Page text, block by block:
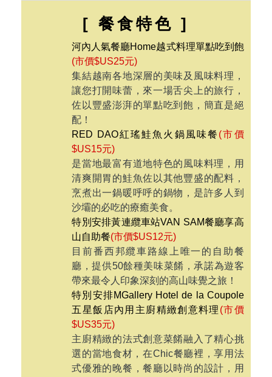
景，喜歡大自然幽靜氛圍的你，一定要
來享受遠離塵囂的慢活假期。
全程NO SHOPPING不進購物站，旅遊
輕鬆又自在，避免耽誤既定行程。
[ 餐食特色 ]
河內人氣餐廳Home越式料理單點吃到飽
(市價$US25元)
集結越南各地深層的美味及風味料理，
讓您打開味蕾，來一場舌尖上的旅行，
佐以豐盛澎湃的單點吃到飽，簡直是絕
配！
RED DAO紅瑤鮭魚火鍋風味餐(市價
$US15元)
是當地最富有道地特色的風味料理，用
清爽開胃的鮭魚佐以其他豐盛的配料，
烹煮出一鍋暖呼呼的鍋物，是許多人到
沙壩的必吃的療癒美食。
特別安排黃連纜車站VAN SAM餐廳享高
山自助餐(市價$US12元)
目前番西邦纜車路線上唯一的自助餐
廳，提供50餘種美味菜餚，承諾為遊客
帶來最令人印象深刻的高山味覺之旅！